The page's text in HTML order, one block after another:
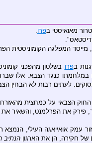
פרו.
מייסד המפלגה הקומוניסטית
בפרו בשלטון מהפכני
במלחמתו כנגד הצבא. אלו
לעתים רבות לא הבחין
פירק את הפרלמנט, והשאיר
של חקירה, הן את הארגוןהנתיב